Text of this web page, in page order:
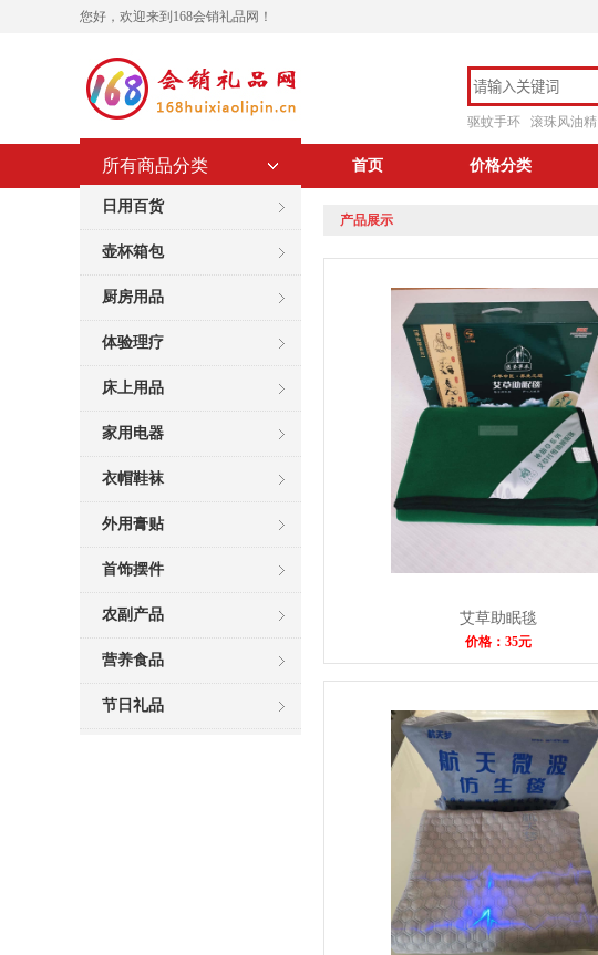
您好，欢迎来到168会销礼品网！
驱蚊手环 滚珠风油精
所有商品分类
日用百货
壶杯箱包
厨房用品
体验理疗
床上用品
家用电器
衣帽鞋袜
外用膏贴
首饰摆件
农副产品
营养食品
节日礼品
首页 价格分类
产品展示
艾草助眠毯
价格：35元